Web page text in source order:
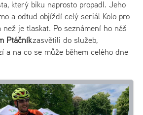
který biku naprosto propadl. Jeho
a odtud objíždí celý seriál Kolo pro
je tlaskat. Po seznámení ho náš
Ptáčníkzasvětili do služeb,
a na co se může během celého dne